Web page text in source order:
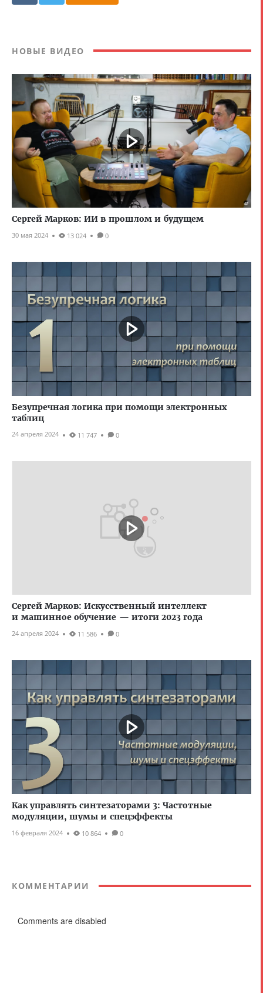
НОВЫЕ ВИДЕО
Сергей Марков: ИИ в прошлом и будущем
30 мая 2024 13 024 0
Безупречная логика при помощи электронных
таблиц
24 апреля 2024 11 747 0
Сергей Марков: Искусственный интеллект
и машинное обучение — итоги 2023 года
24 апреля 2024 11 586 0
Как управлять синтезаторами 3: Частотные
модуляции, шумы и спецэффекты
16 февраля 2024 10 864 0
КОММЕНТАРИИ
Comments are disabled